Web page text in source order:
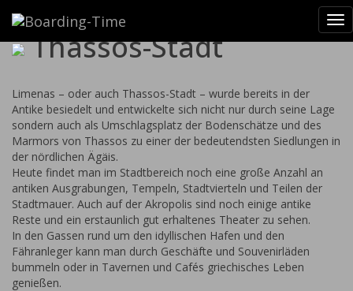
Thassos-Stadt
Limenas – oder auch Thassos-Stadt – wurde bereits in der
Antike besiedelt und entwickelte sich nicht nur durch seine Lage
sondern auch als Umschlagsplatz der Bodenschätze und des
Marmors von Thassos zu einer der bedeutendsten Siedlungen in
der nördlichen Ägäis.
Heute findet man im Stadtbereich noch eine große Anzahl an
antiken Ausgrabungen, Tempeln, Stadtvierteln und Teilen der
Stadtmauer. Auch auf der Akropolis sind noch einige antike
Reste und ein erstaunlich gut erhaltenes Theater zu sehen.
In den Gassen rund um den idyllischen Hafen und den
Fähranleger kann man durch Geschäfte und Souvenirläden
bummeln oder in Tavernen und Cafés griechisches Leben
genießen.